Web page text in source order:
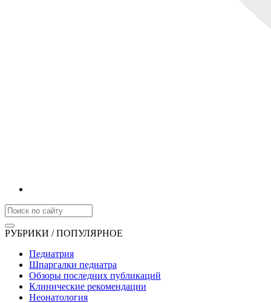
РУБРИКИ / ПОПУЛЯРНОЕ
Педиатрия
Шпаргалки педиатра
Обзоры последних публикаций
Клинические рекомендации
Неонатология